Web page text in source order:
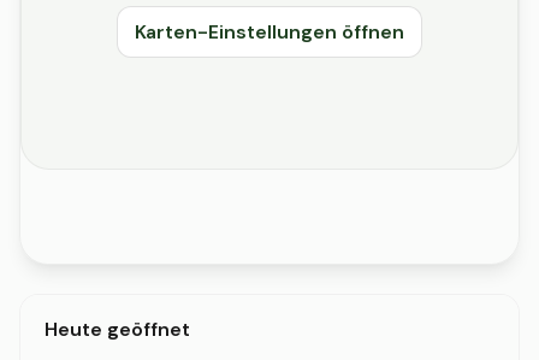
Karten-Einstellungen öffnen
Heute geöffnet